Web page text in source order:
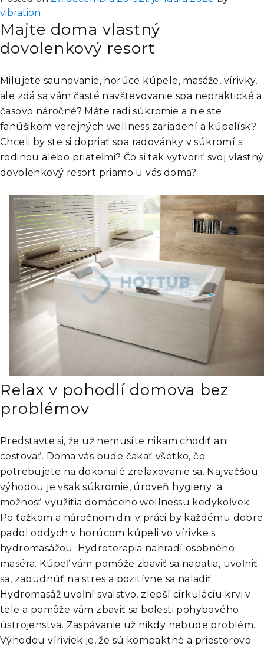
vibration
Majte doma vlastný
dovolenkový resort
Milujete saunovanie, horúce kúpele, masáže, vírivky,
ale zdá sa vám časté navštevovanie spa nepraktické a
časovo náročné? Máte radi súkromie a nie ste
fanúšikom verejných wellness zariadení a kúpalísk?
Chceli by ste si dopriať spa radovánky v súkromí s
rodinou alebo priateľmi? Čo si tak vytvoriť svoj vlastný
dovolenkový resort priamo u vás doma?
Relax v pohodlí domova bez
problémov
Predstavte si, že už nemusíte nikam chodiť ani
cestovať. Doma vás bude čakať všetko, čo
potrebujete na dokonalé zrelaxovanie sa. Najväčšou
výhodou je však súkromie, úroveň hygieny a
možnosť využitia domáceho wellnessu kedykoľvek.
Po ťažkom a náročnom dni v práci by každému dobre
padol oddych v horúcom kúpeli vo vírivke s
hydromasážou. Hydroterapia nahradí osobného
maséra. Kúpeľ vám pomôže zbaviť sa napätia, uvoľniť
sa, zabudnúť na stres a pozitívne sa naladiť.
Hydromasáž uvoľní svalstvo, zlepší cirkuláciu krvi v
tele a pomôže vám zbaviť sa bolesti pohybového
ústrojenstva. Zaspávanie už nikdy nebude problém.
Výhodou víriviek je, že sú kompaktné a priestorovo